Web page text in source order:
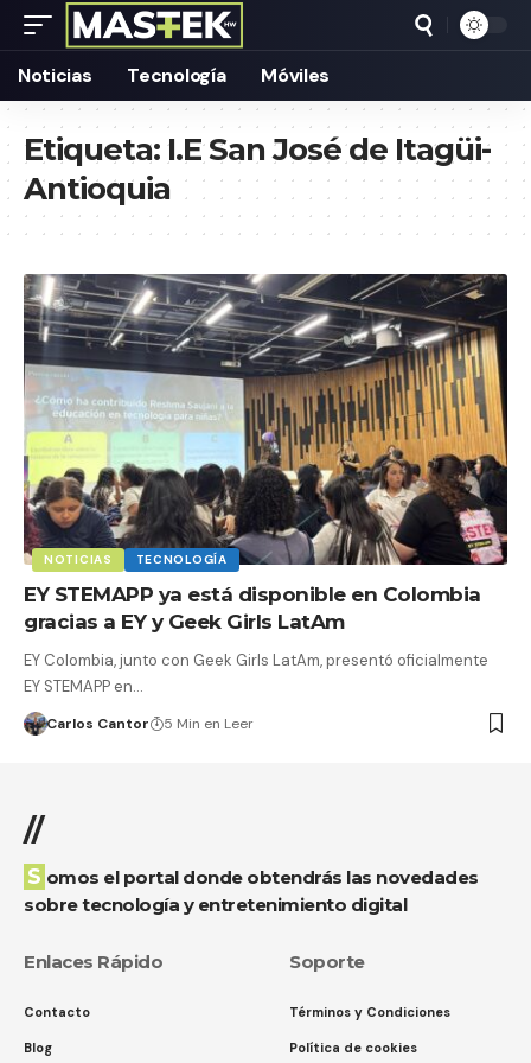
Noticias Tecnología Móviles
Etiqueta:I.E San José de Itagüi-
Antioquia
NOTICIAS TECNOLOGÍA
EY STEMAPP ya está disponible en Colombia
gracias a EY y Geek Girls LatAm
EY Colombia, junto con Geek Girls LatAm, presentó oficialmente
EY STEMAPP en…
Carlos Cantor 5 Min en Leer
//
Somos el portal donde obtendrás las novedades
sobre tecnología y entretenimiento digital
Enlaces Rápido
Contacto
Blog
Soporte
Términos y Condiciones
Política de cookies